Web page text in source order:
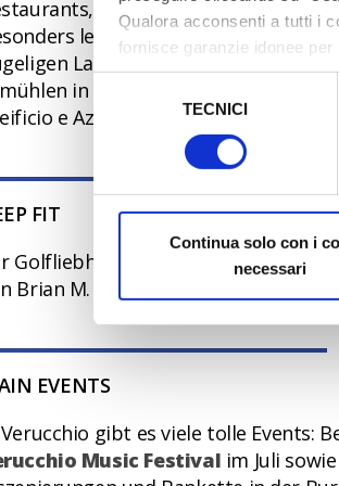
Qualora acconsenti a tutti i
fornisce garanzie idonee
sicurezza a Tutela dei
TECNICI
Continua solo con i
necessari
Osterien und Trattorien
lecker ist das Fleisch, das
Lage hat das native Olivenöl
in Villa Verucchio (Oleificio e
e Azienda Agricola Sapigni,
FIT
Golfliebhaber bietet derGolfclub
Brian M. Silva, einem
EVENTS
gibt es viele tolle Events:
Music Festival im Juli